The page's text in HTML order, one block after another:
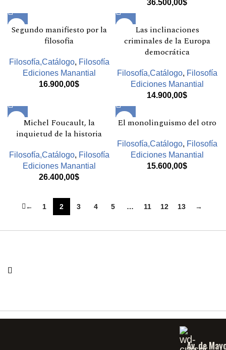
36.500,00$
Segundo manifiesto por la
filosofia
Filosofía,Catálogo, Filosofía
Ediciones Manantial
16.900,00$
Las inclinaciones
criminales de la Europa
democrática
Filosofía,Catálogo, Filosofía
Ediciones Manantial
14.900,00$
Michel Foucault, la
inquietud de la historia
Filosofía,Catálogo, Filosofía
Ediciones Manantial
26.400,00$
El monolinguismo del otro
Filosofía,Catálogo, Filosofía
Ediciones Manantial
15.600,00$
← 1 2 3 4 5 … 11 12 13 →
Av. de